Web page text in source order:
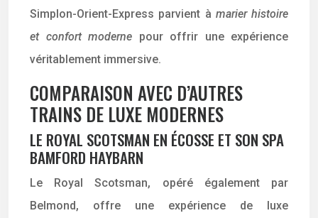
Simplon-Orient-Express parvient à marier histoire
et confort moderne pour offrir une expérience
véritablement immersive.
COMPARAISON AVEC D’AUTRES
TRAINS DE LUXE MODERNES
LE ROYAL SCOTSMAN EN ÉCOSSE ET SON SPA
BAMFORD HAYBARN
Le Royal Scotsman, opéré également par
Belmond, offre une expérience de luxe